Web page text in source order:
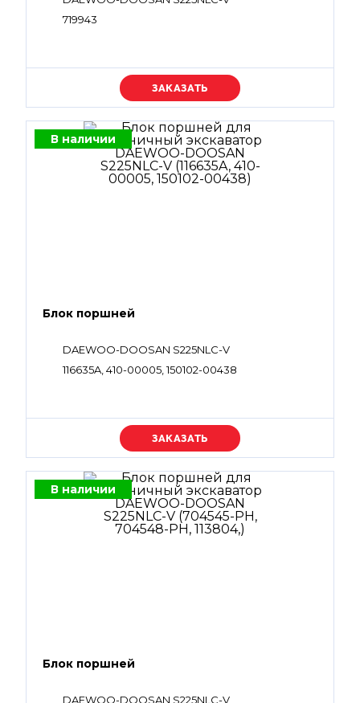
719943
Уточняйте цену
В наличии
Блок поршней
DAEWOO-DOOSAN S225NLC-V
116635A, 410-00005, 150102-00438
Уточняйте цену
В наличии
Блок поршней
DAEWOO-DOOSAN S225NLC-V